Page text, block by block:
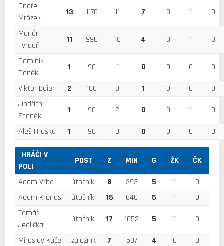
Ondřej
Mrózek
13 1170 11 7 0 1 0
Marián
Tvrdoň
11 990 10 4 0 1 0
Dominik
Daněk
1 90 1 0 0 0 0
Viktor Baier 2 180 3 1 0 0
0
Jindřich
Staněk
1 90 2 0 0 1 0
Aleš Hruška 1 90 3 0 0 0 0
HRÁČI V
POLI
POST Z MIN G ŽK ČK
Adam Vrba útočník 8 393 5 1
0
Adam Kronus
útočník 15 840 5 1
0
Tomáš
Jedlička
útočník 17 1052 5 1 0
Miroslav Káčer záložník 7 587 4 0
0